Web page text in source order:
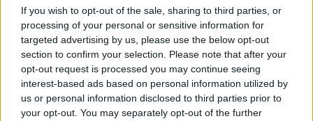
If you wish to opt-out of the sale, sharing to third parties, or
processing of your personal or sensitive information for
targeted advertising by us, please use the below opt-out
section to confirm your selection. Please note that after your
opt-out request is processed you may continue seeing
interest-based ads based on personal information utilized by
us or personal information disclosed to third parties prior to
your opt-out. You may separately opt-out of the further
18:33
Egyre többen érkeznek meg a Kossuth térre - a szervezők a tömeget
próbálják a tér déli oldalához terelni, hogy azok is "beférjenek" a
térre, akik még csak most indulnak a Jászaitól.
18:27